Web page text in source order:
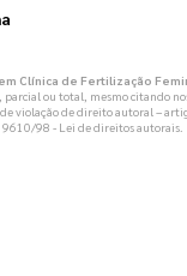
Clínica de Fertilização
parcial ou total, mesmo citando
violação de direito autoral –
9610/98 - Lei de direitos autorais.